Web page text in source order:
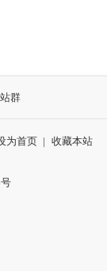
群
为首页 | 收藏本站